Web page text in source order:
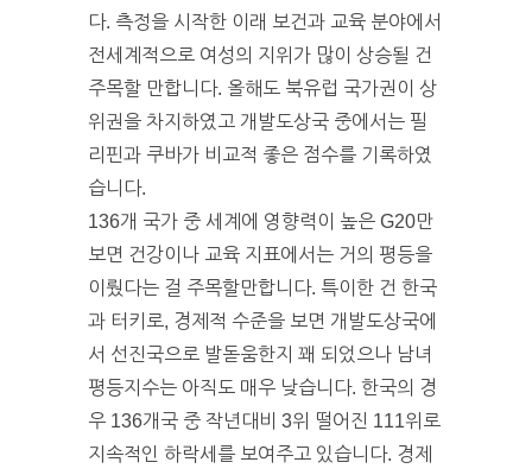
다. 측정을 시작한 이래 보건과 교육 분야에서
전세계적으로 여성의 지위가 많이 상승될 건
주목할 만합니다. 올해도 북유럽 국가권이 상
위권을 차지하였고 개발도상국 중에서는 필
리핀과 쿠바가 비교적 좋은 점수를 기록하였
습니다.
136개 국가 중 세계에 영향력이 높은 G20만
보면 건강이나 교육 지표에서는 거의 평등을
이뤘다는 걸 주목할만합니다. 특이한 건 한국
과 터키로, 경제적 수준을 보면 개발도상국에
서 선진국으로 발돋움한지 꽤 되었으나 남녀
평등지수는 아직도 매우 낮습니다. 한국의 경
우 136개국 중 작년대비 3위 떨어진 111위로
지속적인 하락세를 보여주고 있습니다. 경제